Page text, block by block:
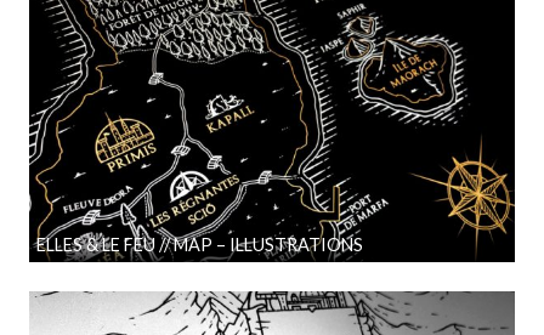
ELLES & LE FEU // MAP – ILLUSTRATIONS